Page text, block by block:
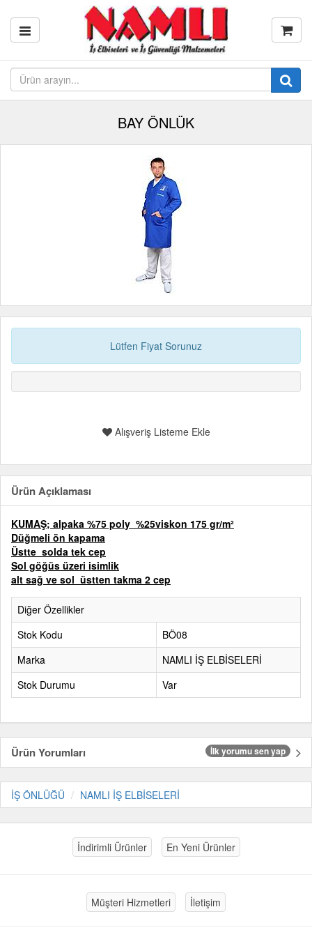
BAY ÖNLÜK
Lütfen Fiyat Sorunuz
Alışveriş Listeme Ekle
Ürün Açıklaması
KUMAŞ; alpaka %75 poly %25viskon 175 gr/m²
Düğmeli ön kapama
Üstte solda tek cep
Sol göğüs üzeri isimlik
alt sağ ve sol üstten takma 2 cep
Diğer Özellikler
Stok Kodu
BÖ08
Marka
NAMLI İŞ ELBİSELERİ
Stok Durumu
Var
Ürün Yorumları İlk yorumu sen yap
İŞ ÖNLÜĞÜ NAMLI İŞ ELBİSELERİ
İndirimli Ürünler En Yeni Ürünler
Müşteri Hizmetleri İletişim